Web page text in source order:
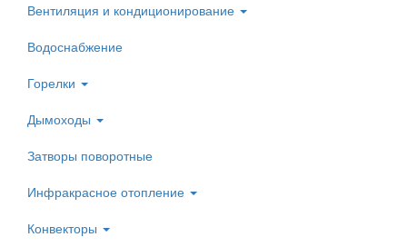
Вентиляция и кондиционирование
Водоснабжение
Горелки
Дымоходы
Затворы поворотные
Инфракрасное отопление
Конвекторы